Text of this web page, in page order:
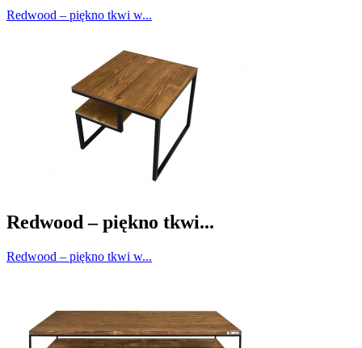
Redwood – piękno tkwi w...
Redwood – piękno tkwi...
Redwood – piękno tkwi w...